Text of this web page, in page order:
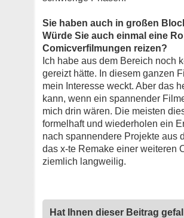
Sie haben auch in großen
Würde Sie auch einmal eine
Comicverfilmungen reizen?
Ich habe aus dem Bereich noch
gereizt hätte. In diesem ganzen
mein Interesse weckt. Aber das
kann, wenn ein spannender
mich drin wären. Die meisten
formelhaft und wiederholen ein
nach spannendere Projekte aus
das x-te Remake einer weiteren
ziemlich langweilig.
Hat Ihnen dieser Beitrag